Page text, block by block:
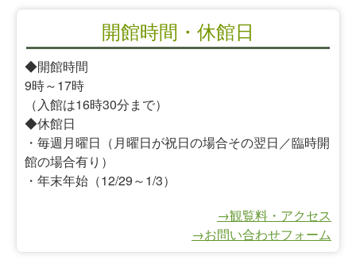
開館時間・休館日
◆開館時間
9時～17時
（入館は16時30分まで）
◆休館日
・毎週月曜日（月曜日が祝日の場合その翌日／臨時開
館の場合有り）
・年末年始（12/29～1/3）
→観覧料・アクセス
→お問い合わせフォーム